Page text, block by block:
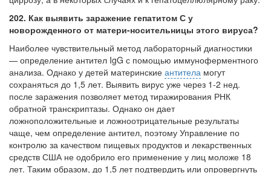
202. Как выявить заражение гепатитом С у
новорожденного от матери-носительницы этого вируса?
Наиболее чувствительный метод лабораторный диагностики
— определение антител IgG с помощью иммуноферментного
анализа. Однако у детей материн­ские антитела могут
сохраняться до 1,5 лет. Выявить вирус уже через 1-2 нед.
после заражения позволяет метод тиражирования РНК
обратной транскриптазы. Однако он дает
ложноположительные и ложноотрицательные результаты
чаще, чем определение антител, поэтому Управление по
контролю за качеством пищевых продуктов и лекарственных
средств США не одобрило его при­менение у лиц моложе 18
лет. Таким образом, до 1,5 лет подтвердить или опровергнуть